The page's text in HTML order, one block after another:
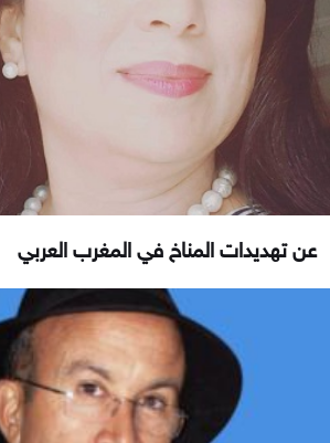
عن تهديدات المناخ في المغرب العربي